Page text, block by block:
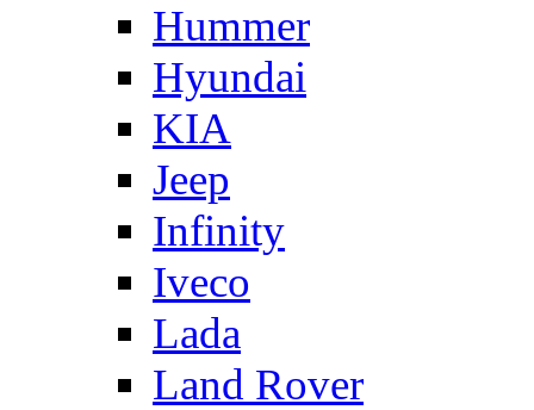
Hummer
Hyundai
KIA
Jeep
Infinity
Iveco
Lada
Land Rover